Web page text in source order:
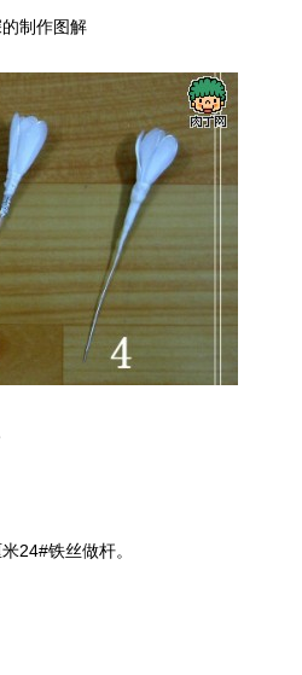
制作图解
24#铁丝做杆。